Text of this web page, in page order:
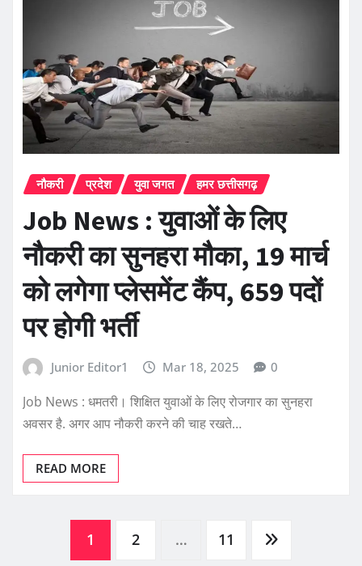
नौकरी प्रदेश युवा जगत हमर छत्तीसगढ़
Job News : युवाओं के लिए
नौकरी का सुनहरा मौका, 19 मार्च
को लगेगा प्लेसमेंट कैंप, 659 पदों
पर होगी भर्ती
Junior Editor1 Mar 18, 2025 0
Job News : धमतरी। शिक्षित युवाओं के लिए रोजगार का सुनहरा
अवसर है. अगर आप नौकरी करने की चाह रखते…
READ MORE
1 2 … 11